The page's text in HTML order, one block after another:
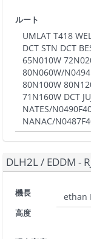
ルート
UMLAT T418
DCT STN DCT
65N010W
80N060W/
80N100W
71N160W DCT
NATES/
NANAC/
DLH2L/ EDDM -
機長 ethan
高度